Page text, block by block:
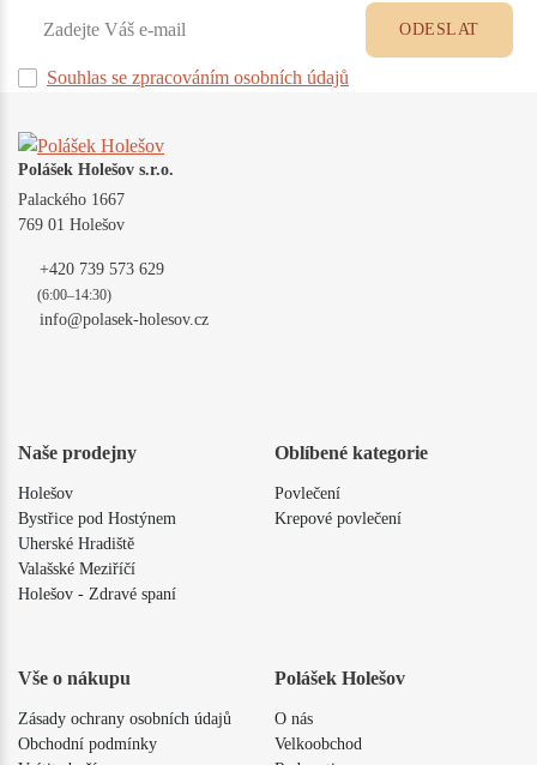
Souhlas se zpracováním osobních údajů
ODESLAT
Polášek Holešov s.r.o.
Palackého 1667
769 01 Holešov
+420 739 573 629
(6:00–14:30)
info@polasek-holesov.cz
Naše prodejny
Holešov
Bystřice pod Hostýnem
Uherské Hradiště
Valašské Meziříčí
Holešov - Zdravé spaní
Oblíbené kategorie
Povlečení
Krepové povlečení
Vše o nákupu
Zásady ochrany osobních údajů
Obchodní podmínky
Polášek Holešov
O nás
Velkoobchod